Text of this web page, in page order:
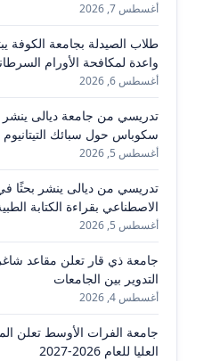
أغسطس 7, 2026
طلاب الصيدلة بجامعة الكوفة
واعدة لمكافحة الأورام
أغسطس 6, 2026
تدريسي من جامعة ديالى
سكوباس حول سبائك التيتانيوم
أغسطس 5, 2026
تدريسي من ديالى ينشر بحثًا
الاصطناعي بقراءة الكتابة
أغسطس 5, 2026
جامعة ذي قار تعلن مقاعد
التدوير بين الجامعات
أغسطس 4, 2026
جامعة الفرات الأوسط تعلن
العليا للعام 2026-2027